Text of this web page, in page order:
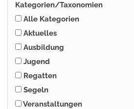
Kategorien/Taxonomien
Alle Kategorien
Aktuelles
Ausbildung
Jugend
Regatten
Segeln
Veranstaltungen